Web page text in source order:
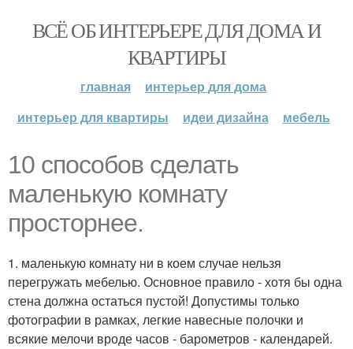
ВСЁ ОБ ИНТЕРЬЕРЕ ДЛЯ ДОМА И
КВАРТИРЫ
главная
интерьер для дома
интерьер для квартиры
идеи дизайна мебель
10 способов сделать
маленькую комнату
просторнее.
1. маленькую комнату ни в коем случае нельзя
перегружать мебелью. Основное правило - хотя бы одна
стена должна остаться пустой! Допустимы только
фотографии в рамках, легкие навесные полочки и
всякие мелочи вроде часов - барометров - календарей.